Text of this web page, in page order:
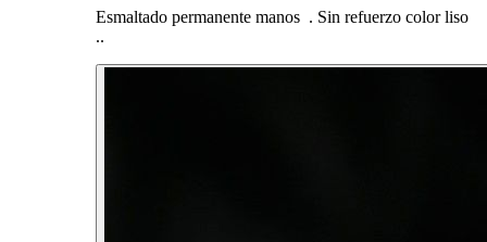
Esmaltado permanente manos . Sin refuerzo color liso
..